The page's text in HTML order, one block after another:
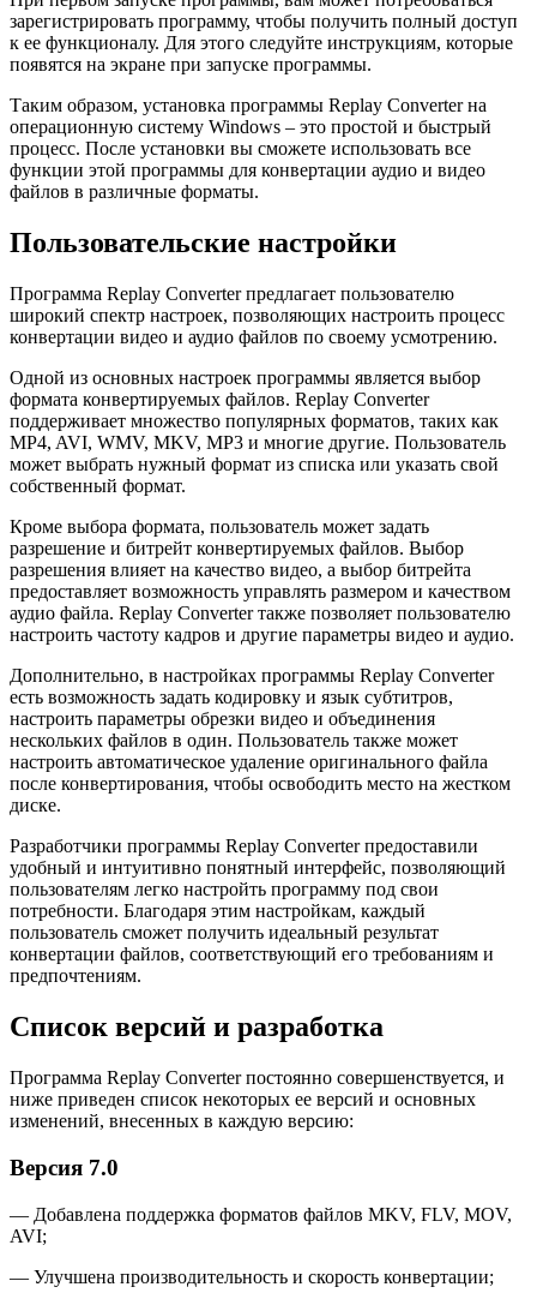
зарегистрировать программу, чтобы получить полный доступ
к ее функционалу. Для этого следуйте инструкциям, которые
появятся на экране при запуске программы.
Таким образом, установка программы Replay Converter на
операционную систему Windows – это простой и быстрый
процесс. После установки вы сможете использовать все
функции этой программы для конвертации аудио и видео
файлов в различные форматы.
Пользовательские настройки
Программа Replay Converter предлагает пользователю
широкий спектр настроек, позволяющих настроить процесс
конвертации видео и аудио файлов по своему усмотрению.
Одной из основных настроек программы является выбор
формата конвертируемых файлов. Replay Converter
поддерживает множество популярных форматов, таких как
MP4, AVI, WMV, MKV, MP3 и многие другие. Пользователь
может выбрать нужный формат из списка или указать свой
собственный формат.
Кроме выбора формата, пользователь может задать
разрешение и битрейт конвертируемых файлов. Выбор
разрешения влияет на качество видео, а выбор битрейта
предоставляет возможность управлять размером и качеством
аудио файла. Replay Converter также позволяет пользователю
настроить частоту кадров и другие параметры видео и аудио.
Дополнительно, в настройках программы Replay Converter
есть возможность задать кодировку и язык субтитров,
настроить параметры обрезки видео и объединения
нескольких файлов в один. Пользователь также может
настроить автоматическое удаление оригинального файла
после конвертирования, чтобы освободить место на жестком
диске.
Разработчики программы Replay Converter предоставили
удобный и интуитивно понятный интерфейс, позволяющий
пользователям легко настройть программу под свои
потребности. Благодаря этим настройкам, каждый
пользователь сможет получить идеальный результат
конвертации файлов, соответствующий его требованиям и
предпочтениям.
Список версий и разработка
Программа Replay Converter постоянно совершенствуется, и
ниже приведен список некоторых ее версий и основных
изменений, внесенных в каждую версию:
Версия 7.0
— Добавлена поддержка форматов файлов MKV, FLV, MOV,
AVI;
— Улучшена производительность и скорость конвертации;